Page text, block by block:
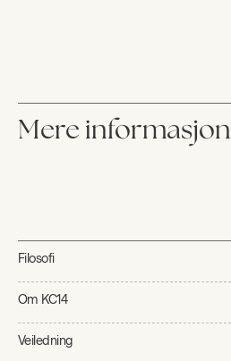
Mere informasjon
Filosofi
Om KC14
Veiledning